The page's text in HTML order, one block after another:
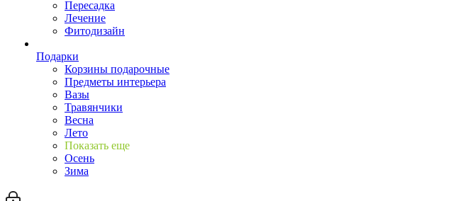
Пересадка
Лечение
Фитодизайн
Подарки
Корзины подарочные
Предметы интерьера
Вазы
Травянчики
Весна
Лето
Показать еще
Осень
Зима